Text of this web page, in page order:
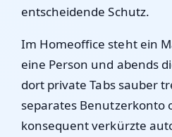
entscheidende Schutz.
Im Homeoffice steht ein
eine Person und abends
dort private Tabs sauber
separates Benutzerkonto
konsequent verkürzte